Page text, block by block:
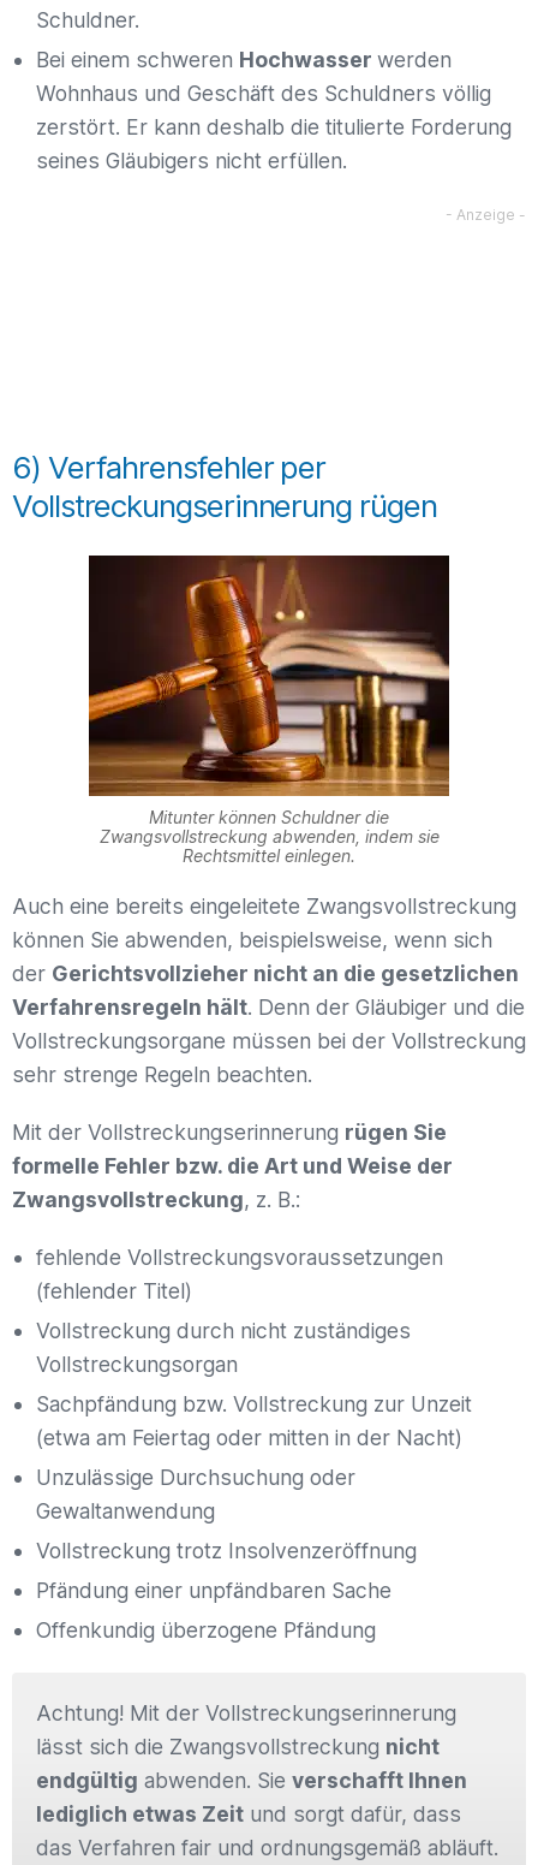
Schuldner.
Bei einem schweren Hochwasser werden
Wohnhaus und Geschäft des Schuldners völlig
zerstört. Er kann deshalb die titulierte Forderung
seines Gläubigers nicht erfüllen.
6) Verfahrensfehler per
Vollstreckungserinnerung rügen
Mitunter können Schuldner die
Zwangsvollstreckung abwenden, indem sie
Rechtsmittel einlegen.
Auch eine bereits eingeleitete Zwangsvollstreckung
können Sie abwenden, beispielsweise, wenn sich
der Gerichtsvollzieher nicht an die gesetzlichen
Verfahrensregeln hält. Denn der Gläubiger und die
Vollstreckungsorgane müssen bei der Vollstreckung
sehr strenge Regeln beachten.
Mit der Vollstreckungserinnerung rügen Sie
formelle Fehler bzw. die Art und Weise der
Zwangsvollstreckung, z. B.:
fehlende Vollstreckungsvoraussetzungen
(fehlender Titel)
Vollstreckung durch nicht zuständiges
Vollstreckungsorgan
Sachpfändung bzw. Vollstreckung zur Unzeit
(etwa am Feiertag oder mitten in der Nacht)
Unzulässige Durchsuchung oder
Gewaltanwendung
Vollstreckung trotz Insolvenzeröffnung
Pfändung einer unpfändbaren Sache
Offenkundig überzogene Pfändung
Achtung! Mit der Vollstreckungserinnerung
lässt sich die Zwangsvollstreckung nicht
endgültig abwenden. Sie verschafft Ihnen
lediglich etwas Zeit und sorgt dafür, dass
das Verfahren fair und ordnungsgemäß abläuft.